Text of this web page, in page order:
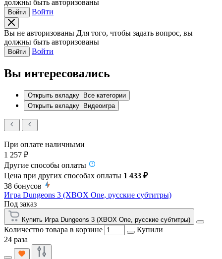
должны быть авторизованы
Войти Войти
Вы не авторизованы Для того, чтобы задать вопрос, вы
должны быть авторизованы
Войти Войти
Вы интересовались
Открыть вкладку Все категории
Открыть вкладку Видеоигра
При оплате наличными
1 257 ₽
Другие способы оплаты
Цена при других способах оплаты 1 433 ₽
38 бонусов
Игра Dungeons 3 (XBOX One, русские субтитры)
Под заказ
Купить Игра Dungeons 3 (XBOX One, русские субтитры)
Количество товара в корзине
Купили
24 раза